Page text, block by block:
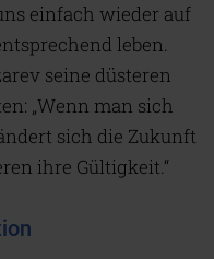
einfach wieder auf
leben.
seine düsteren
„Wenn man sich
sich die Zukunft
ihre Gültigkeit.“